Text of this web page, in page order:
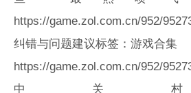
https://game.zol.com.cn/952/
纠错与问题建议标签：游戏合集
https://game.zol.com.cn/952/
中关